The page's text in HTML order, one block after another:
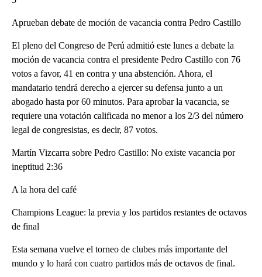
Aprueban debate de moción de vacancia contra Pedro Castillo
El pleno del Congreso de Perú admitió este lunes a debate la
moción de vacancia contra el presidente Pedro Castillo con 76
votos a favor, 41 en contra y una abstención. Ahora, el
mandatario tendrá derecho a ejercer su defensa junto a un
abogado hasta por 60 minutos. Para aprobar la vacancia, se
requiere una votación calificada no menor a los 2/3 del número
legal de congresistas, es decir, 87 votos.
Martín Vizcarra sobre Pedro Castillo: No existe vacancia por
ineptitud 2:36
A la hora del café
Champions League: la previa y los partidos restantes de octavos
de final
Esta semana vuelve el torneo de clubes más importante del
mundo y lo hará con cuatro partidos más de octavos de final.